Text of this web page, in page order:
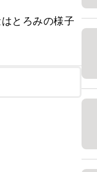
とろみの様子